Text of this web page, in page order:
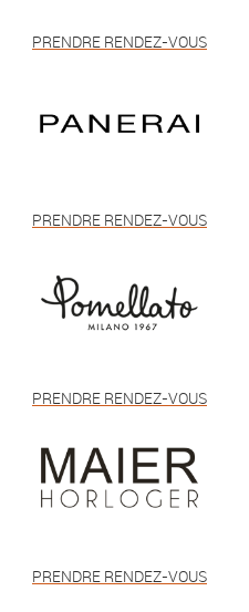
PRENDRE RENDEZ-VOUS
PRENDRE RENDEZ-VOUS
PRENDRE RENDEZ-VOUS
PRENDRE RENDEZ-VOUS